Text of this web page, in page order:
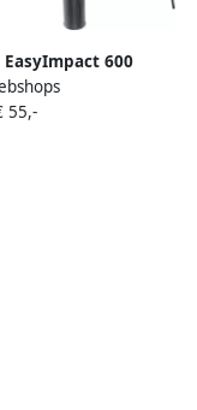
EasyImpact 600
| 600 W | In koffer
55,-